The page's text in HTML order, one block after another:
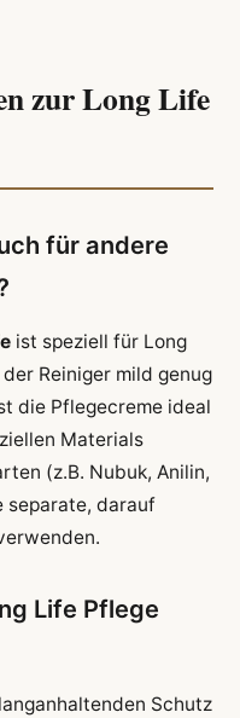
zur Long Life
für andere
ist speziell für Long
Reiniger mild genug
die Pflegecreme ideal
Materials
(z.B. Nubuk, Anilin,
separate, darauf
Life Pflege
Schutz